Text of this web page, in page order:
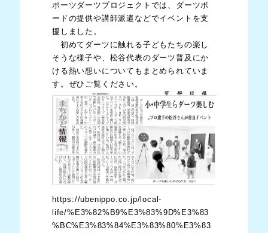
ポーツダーツプロジェクトでは、ダーツボ
ードの提供や講師派遣などでイベントを支
援しました。
初めてダーツに触れる子どもたちの楽し
そうな様子や、松谷代表のダーツ普及にか
ける熱い想いについてもまとめられていま
す。ぜひご覧ください。
https://ubenippo.co.jp/local-
life/%E3%82%B9%E3%83%9D%E3%83
%BC%E3%83%84%E3%83%80%E3%83